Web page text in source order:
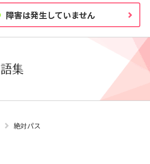
証明書の有効期限と更新方法に関す
障害は発生していません
集
絶対パス